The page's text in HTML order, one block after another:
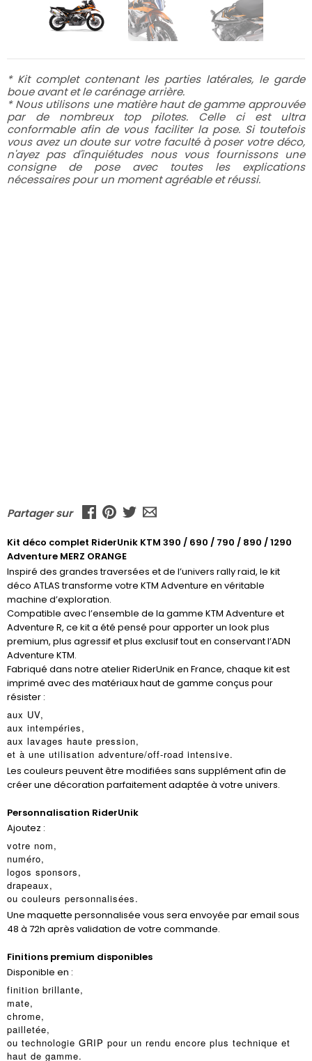
* Kit complet contenant les parties latérales, le garde
boue avant et le carénage arrière.
* Nous utilisons une matière haut de gamme approuvée
par de nombreux top pilotes. Celle ci est ultra
conformable afin de vous faciliter la pose. Si toutefois
vous avez un doute sur votre faculté à poser votre déco,
n'ayez pas d'inquiétudes nous vous fournissons une
consigne de pose avec toutes les explications
nécessaires pour un moment agréable et réussi.
Partager sur
Kit déco complet RiderUnik KTM 390 / 690 / 790 / 890 / 1290
Adventure MERZ ORANGE
Inspiré des grandes traversées et de l’univers rally raid, le kit
déco ATLAS transforme votre KTM Adventure en véritable
machine d’exploration.
Compatible avec l’ensemble de la gamme KTM Adventure et
Adventure R, ce kit a été pensé pour apporter un look plus
premium, plus agressif et plus exclusif tout en conservant l’ADN
Adventure KTM.
Fabriqué dans notre atelier RiderUnik en France, chaque kit est
imprimé avec des matériaux haut de gamme conçus pour
résister :
aux UV,
aux intempéries,
aux lavages haute pression,
et à une utilisation adventure/off-road intensive.
Les couleurs peuvent être modifiées sans supplément afin de
créer une décoration parfaitement adaptée à votre univers.
Personnalisation RiderUnik
Ajoutez :
votre nom,
numéro,
logos sponsors,
drapeaux,
ou couleurs personnalisées.
Une maquette personnalisée vous sera envoyée par email sous
48 à 72h après validation de votre commande.
Finitions premium disponibles
Disponible en :
finition brillante,
mate,
chrome,
pailletée,
ou technologie GRIP pour un rendu encore plus technique et
haut de gamme.